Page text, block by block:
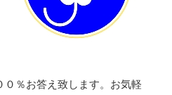
０％お答え致します。お気軽